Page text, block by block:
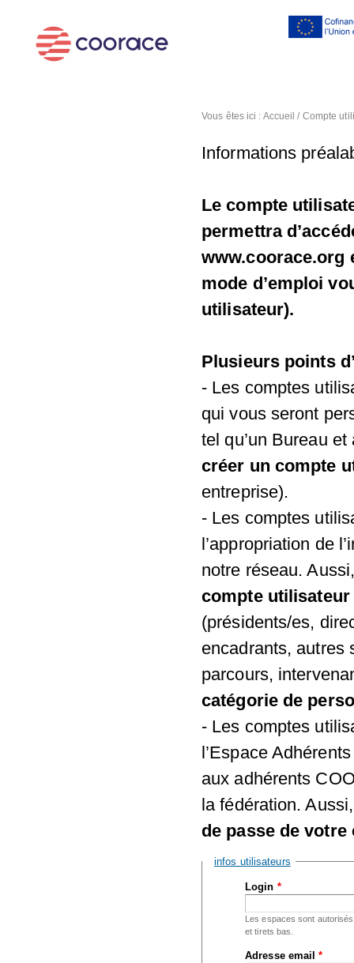
Vous êtes ici : Accueil / Compte
Informations
Le compte
permettra
www.coorace.org
mode d’emploi
utilisateur).
Plusieurs points
- Les comptes
qui vous seront
tel qu’un Bureau
créer un compte
entreprise).
- Les comptes
l’appropriation de
notre réseau.
compte utilisateur
(présidents/es,
encadrants, autres
parcours,
catégorie de
- Les comptes
l’Espace
aux adhérents
la fédération.
de passe de
Masquer
infos utilisateurs
Login *
Les espaces sont
et tirets bas.
Adresse email*